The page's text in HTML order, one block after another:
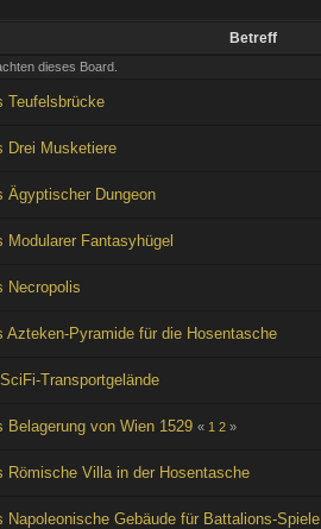
Betreff
dieses Board.
Teufelsbrücke
Drei Musketiere
Ägyptischer Dungeon
Modularer Fantasyhügel
Necropolis
Azteken-Pyramide für die Hosentasche
Transportgelände
Belagerung von Wien 1529 « 1 2»
Römische Villa in der Hosentasche
Napoleonische Gebäude für Battalions-Spiele